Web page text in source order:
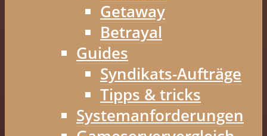
Getaway
Betrayal
Guides
Syndikats-Aufträge
Tipps & tricks
Systemanforderungen